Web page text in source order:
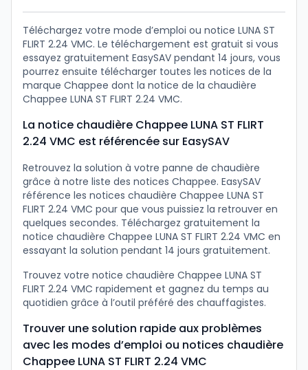
Téléchargez votre mode d’emploi ou notice LUNA ST
FLIRT 2.24 VMC. Le téléchargement est gratuit si vous
essayez gratuitement EasySAV pendant 14 jours, vous
pourrez ensuite télécharger toutes les notices de la
marque Chappee dont la notice de la chaudière
Chappee LUNA ST FLIRT 2.24 VMC.
La notice chaudière Chappee LUNA ST FLIRT
2.24 VMC est référencée sur EasySAV
Retrouvez la solution à votre panne de chaudière
grâce à notre liste des notices Chappee. EasySAV
référence les notices chaudière Chappee LUNA ST
FLIRT 2.24 VMC pour que vous puissiez la retrouver en
quelques secondes. Téléchargez gratuitement la
notice chaudière Chappee LUNA ST FLIRT 2.24 VMC en
essayant la solution pendant 14 jours gratuitement.
Trouvez votre notice chaudière Chappee LUNA ST
FLIRT 2.24 VMC rapidement et gagnez du temps au
quotidien grâce à l’outil préféré des chauffagistes.
Trouver une solution rapide aux problèmes
avec les modes d’emploi ou notices chaudière
Chappee LUNA ST FLIRT 2.24 VMC